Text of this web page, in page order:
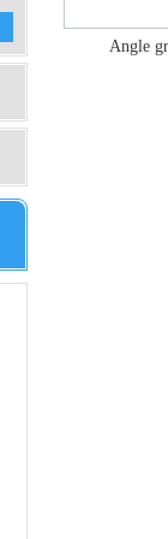
Angle